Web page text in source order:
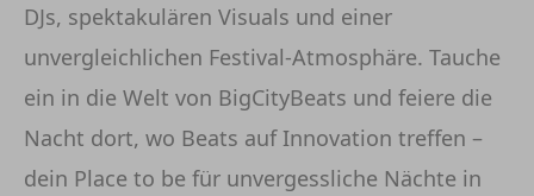
DJs, spektakulären Visuals und einer
unvergleichlichen Festival-Atmosphäre. Tauche
ein in die Welt von BigCityBeats und feiere die
Nacht dort, wo Beats auf Innovation treffen –
dein Place to be für unvergessliche Nächte in